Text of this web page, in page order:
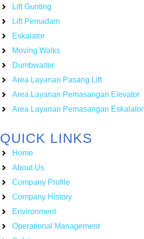
Lift Gunting
Lift Pemadam
Eskalator
Moving Walks
Dumbwaiter
Area Layanan Pasang Lift
Area Layanan Pemasangan Elevator
Area Layanan Pemasangan Eskalator
QUICK LINKS
Home
About Us
Company Profile
Company History
Environment
Operational Management